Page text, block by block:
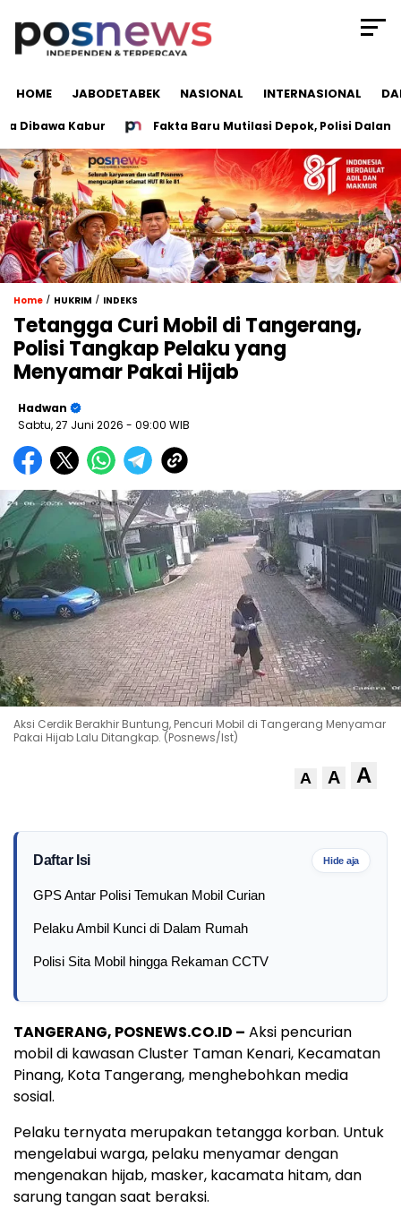
HOME JABODETABEK NASIONAL INTERNASIONAL
Kabur Fakta Baru Mutilasi Depok, Polisi Dalami
Home / HUKRIM / INDEKS
Tetangga Curi Mobil di Tangerang,
Polisi Tangkap Pelaku yang
Menyamar Pakai Hijab
Hadwan
Sabtu, 27 Juni 2026 - 09:00 WIB
Aksi Cerdik Berakhir Buntung, Pencuri Mobil di Tangerang Menyamar
Pakai Hijab Lalu Ditangkap. (Posnews/Ist)
A A A
Daftar Isi Hide aja
GPS Antar Polisi Temukan Mobil Curian
Pelaku Ambil Kunci di Dalam Rumah
Polisi Sita Mobil hingga Rekaman CCTV
TANGERANG, POSNEWS.CO.ID – Aksi pencurian
mobil di kawasan Cluster Taman Kenari, Kecamatan
Pinang, Kota Tangerang, menghebohkan media
sosial.
Pelaku ternyata merupakan tetangga korban. Untuk
mengelabui warga, pelaku menyamar dengan
mengenakan hijab, masker, kacamata hitam, dan
sarung tangan saat beraksi.